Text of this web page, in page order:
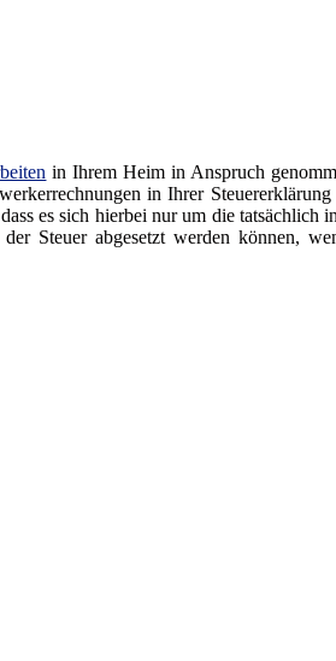
in Ihrem Heim in Anspruch
in Ihrer
es sich hierbei nur um die tatsächlich
Steuer abgesetzt werden können,